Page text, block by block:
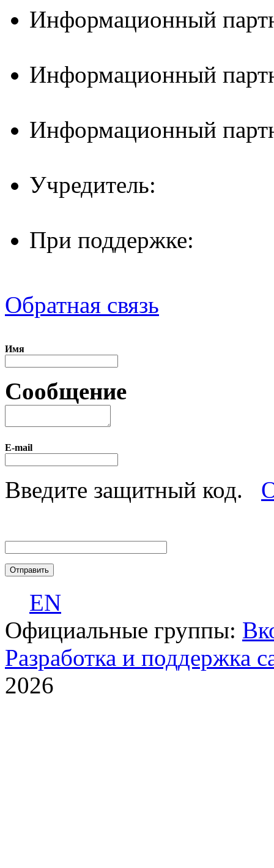
Информационный
Информационный
Информационный
Учредитель:
При поддержке:
Обратная связь
Имя
Сообщение
E-mail
Введите защитный код.
EN
Официальные группы:
Разработка и поддержка
2026